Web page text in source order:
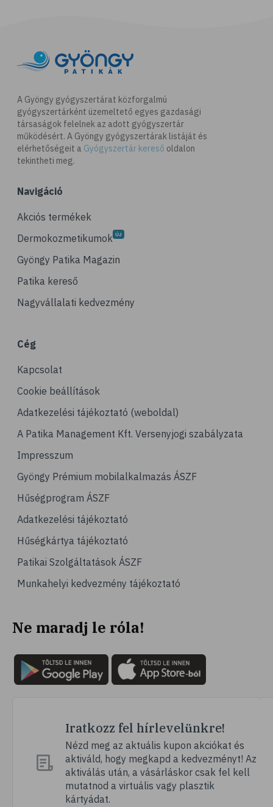
A Gyöngy gyógyszertárat közforgalmú
gyógyszertárként üzemeltető egyes gazdasági
társaságok felelnek az adott gyógyszertár
működésért. A Gyöngy gyógyszertárak listáját és
elérhetőségeit a Gyógyszertár kereső oldalon
tekintheti meg.
Navigáció
Akciós termékek
Dermokozmetikumok
Gyöngy Patika Magazin
Patika kereső
Nagyvállalati kedvezmény
Cég
Kapcsolat
Cookie beállítások
Adatkezelési tájékoztató (weboldal)
A Patika Management Kft. Versenyjogi szabályzata
Impresszum
Gyöngy Prémium mobilalkalmazás ÁSZF
Hűségprogram ÁSZF
Adatkezelési tájékoztató
Hűségkártya tájékoztató
Patikai Szolgáltatások ÁSZF
Munkahelyi kedvezmény tájékoztató
Ne maradj le róla!
Iratkozz fel hírlevelünkre!
Nézd meg az aktuális kupon akciókat és
aktiváld, hogy megkapd a kedvezményt! Az
aktiválás után, a vásárláskor csak fel kell
mutatnod a virtuális vagy plasztik
kártyádat.